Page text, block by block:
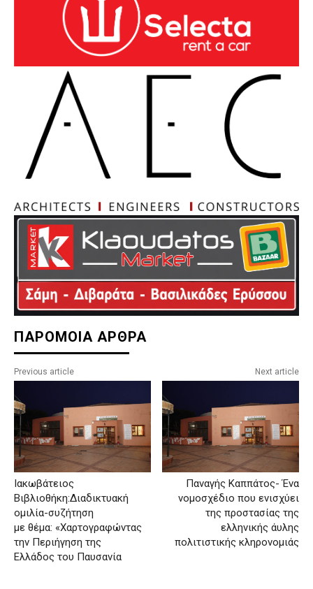
ΠΑΡΟΜΟΙΑ ΑΡΘΡΑ
Previous article
Ιακωβάτειος
Βιβλιοθήκη:Διαδικτυακή
ομιλία-συζήτηση
με θέμα: «Χαρτογραφώντας
την Περιήγηση της
Ελλάδος του Παυσανία
Next article
Παναγής Καππάτος- Ένα
νομοσχέδιο που ενισχύει
της προστασίας της
ελληνικής άυλης
πολιτιστικής κληρονομιάς